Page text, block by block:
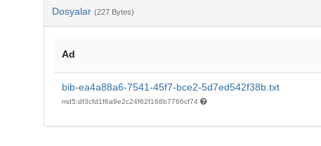
Dosyalar (227 Bytes)
Ad
bib-ea4a88a6-7541-45f7-bce2-5d7ed542f38b.txt
md5:df3cfd1f6a9e2c24f62f168b7766cf74